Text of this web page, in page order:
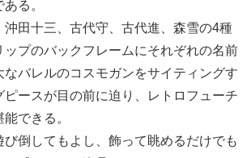
る。
田十三、古代守、古代進、森雪の4種
ップのバックフレームにそれぞれの名前
なバレルのコスモガンをサイティングす
ピースが目の前に迫り、レトロフューチ
できる。
倒してもよし、飾って眺めるだけでも